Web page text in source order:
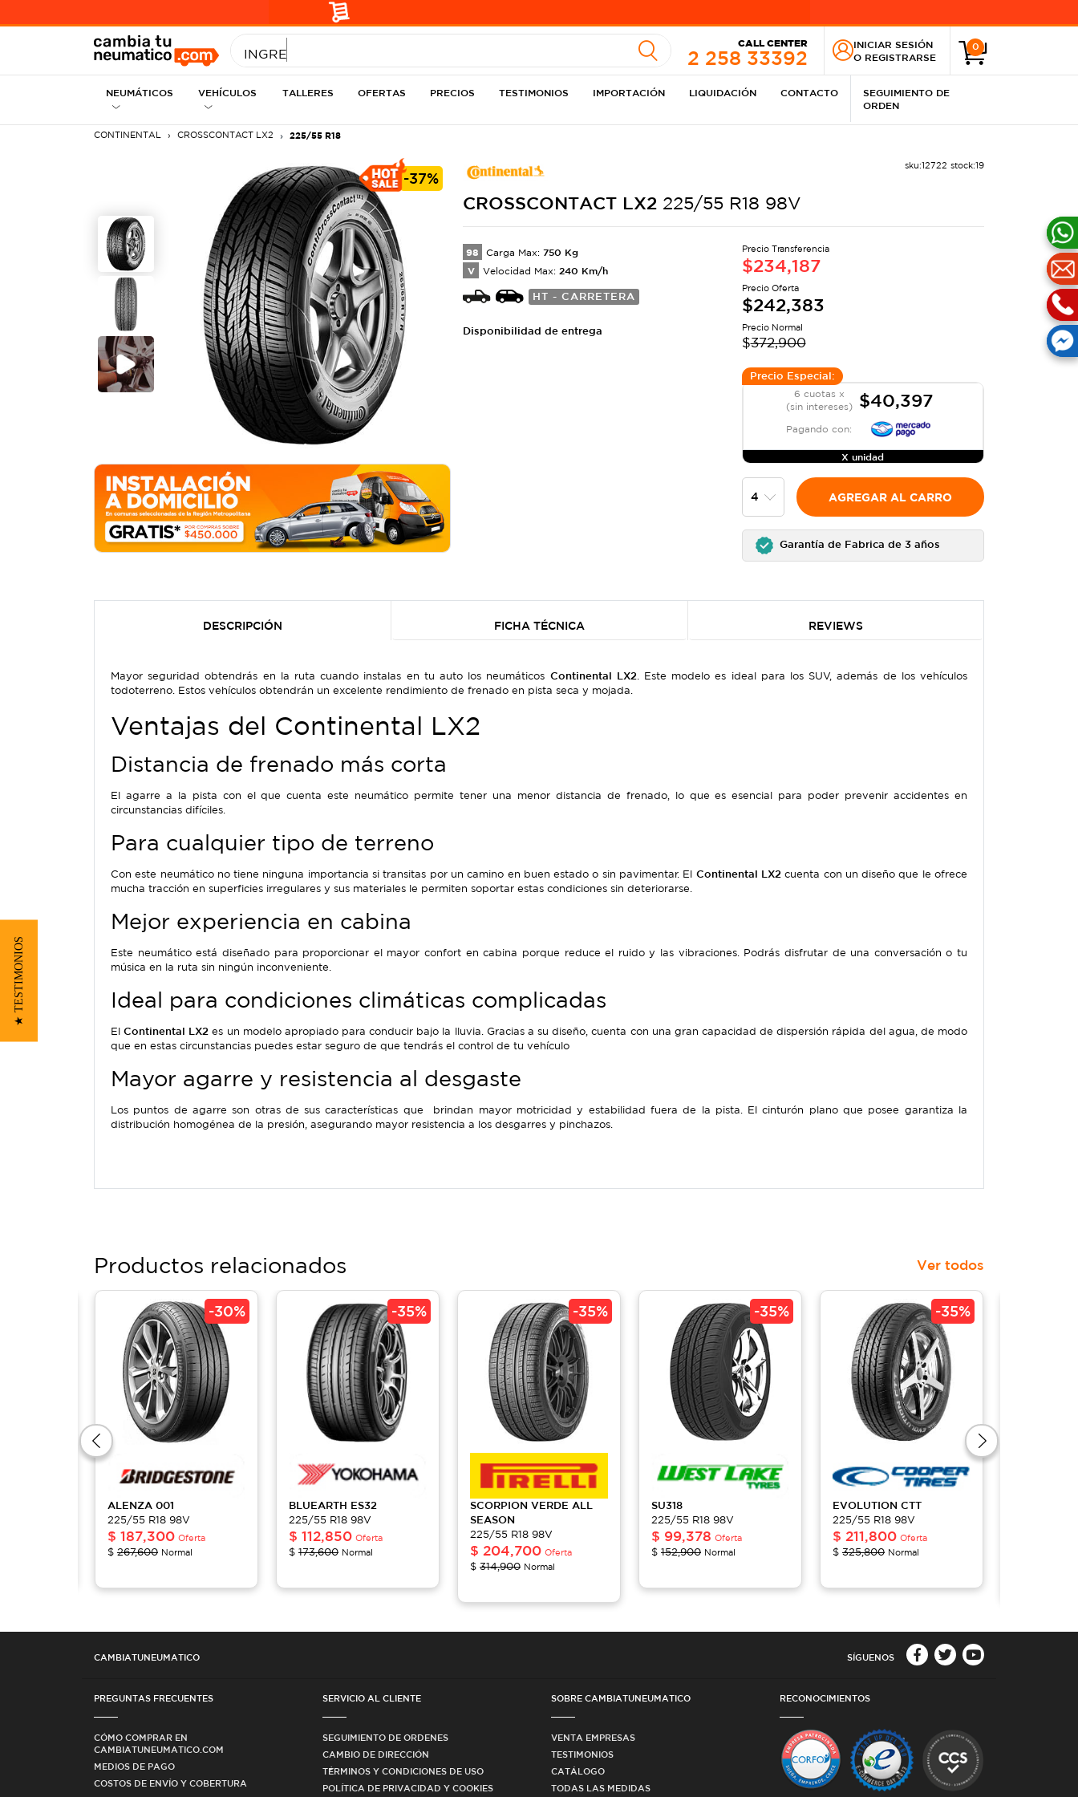
INGRESE MEDIDA
CALL CENTER
2 258 33392
INICIAR SESIÓN
O REGISTRARSE
0
NEUMÁTICOS VEHÍCULOS TALLERES OFERTAS PRECIOS TESTIMONIOS IMPORTACIÓN LIQUIDACIÓN CONTACTO
SEGUIMIENTO DE
ORDEN
CONTINENTAL CROSSCONTACT LX2 225/55 R18
-37%
sku:12722 stock:19
CROSSCONTACT LX2 225/55 R18 98V
98 Carga Max: 750 Kg
V Velocidad Max: 240 Km/h
HT - CARRETERA
Disponibilidad de entrega
Precio Transferencia
$234,187
Precio Oferta
$242,383
Precio Normal
$372,900
Precio Especial:
6 cuotas x
(sin intereses)
$40,397
Pagando con:
X unidad
AGREGAR AL CARRO
Garantía de Fabrica de 3 años
DESCRIPCIÓN FICHA TÉCNICA REVIEWS
Mayor seguridad obtendrás en la ruta cuando instalas en tu auto los neumáticos Continental LX2. Este modelo es ideal para los SUV, además de los vehículos
todoterreno. Estos vehículos obtendrán un excelente rendimiento de frenado en pista seca y mojada.
Ventajas del Continental LX2
Distancia de frenado más corta
El agarre a la pista con el que cuenta este neumático permite tener una menor distancia de frenado, lo que es esencial para poder prevenir accidentes en
circunstancias difíciles.
Para cualquier tipo de terreno
Con este neumático no tiene ninguna importancia si transitas por un camino en buen estado o sin pavimentar. El Continental LX2cuenta con un diseño que le ofrece
mucha tracción en superficies irregulares y sus materiales le permiten soportar estas condiciones sin deteriorarse.
Mejor experiencia en cabina
Este neumático está diseñado para proporcionar el mayor confort en cabina porque reduce el ruido y las vibraciones. Podrás disfrutar de una conversación o tu
música en la ruta sin ningún inconveniente.
Ideal para condiciones climáticas complicadas
ElContinental LX2 es un modelo apropiado para conducir bajo la lluvia. Gracias a su diseño, cuenta con una gran capacidad de dispersión rápida del agua, de modo
que en estas circunstancias puedes estar seguro de que tendrás el control de tu vehículo
Mayor agarre y resistencia al desgaste
Los puntos de agarre son otras de sus características que brindan mayor motricidad y estabilidad fuera de la pista. El cinturón plano que posee garantiza la
distribución homogénea de la presión, asegurando mayor resistencia a los desgarres y pinchazos.
Productos relacionados Ver todos
-30%
ALENZA 001
225/55 R18 98V
$ 187,300 Oferta
$ 267,600 Normal
-35%
BLUEARTH ES32
225/55 R18 98V
$ 112,850 Oferta
$ 173,600 Normal
-35%
SCORPION VERDE ALL
SEASON
225/55 R18 98V
$ 204,700 Oferta
$ 314,900 Normal
-35%
SU318
225/55 R18 98V
$ 99,378 Oferta
$ 152,900 Normal
-35%
EVOLUTION CTT
225/55 R18 98V
$ 211,800 Oferta
$ 325,800 Normal
CAMBIATUNEUMATICO SÍGUENOS
PREGUNTAS FRECUENTES
CÓMO COMPRAR EN
CAMBIATUNEUMATICO.COM
MEDIOS DE PAGO
COSTOS DE ENVÍO Y COBERTURA
SERVICIO AL CLIENTE
SEGUIMIENTO DE ORDENES
CAMBIO DE DIRECCIÓN
TÉRMINOS Y CONDICIONES DE USO
POLÍTICA DE PRIVACIDAD Y COOKIES
SOBRE CAMBIATUNEUMATICO
VENTA EMPRESAS
TESTIMONIOS
CATÁLOGO
TODAS LAS MEDIDAS
RECONOCIMIENTOS
★ TESTIMONIOS